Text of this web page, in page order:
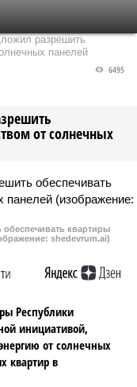
разрешить
панелей
от солнечных
6495
квартиры
shedevrum.ai)
Республики
инициативой,
от солнечных
квартир в